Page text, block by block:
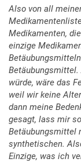
Also von all
Medikamenten,
einzige
Betäubungsmittel.
würde, wäre das
weil wir keine
dann meine
gesagt, lass mir
Betäubungsmittel
synthetischen.
Einzige, was ich